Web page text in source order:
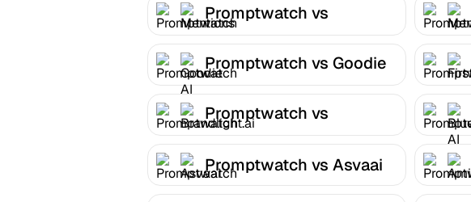
Promptwatch vs
Mentions
Promptwatch vs Goodie
AI
Promptwatch vs
Brandlight.ai
Promptwatch vs Asvaai